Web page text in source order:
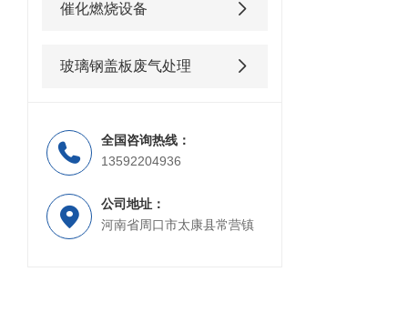
催化燃烧设备
玻璃钢盖板废气处理
全国咨询热线：
13592204936
公司地址：
河南省周口市太康县常营镇